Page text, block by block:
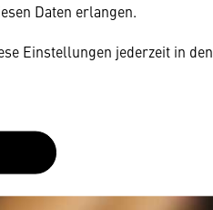
Daten erlangen.
Einstellungen jederzeit in den